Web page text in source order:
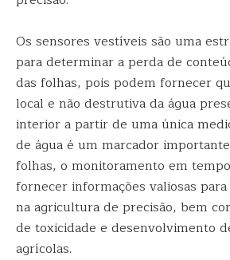
Os sensores vestíveis são uma
para determinar a perda de
das folhas, pois podem fornecer
local e não destrutiva da água
interior a partir de uma única
de água é um marcador
folhas, o monitoramento em
fornecer informações valiosas
na agricultura de precisão, bem
de toxicidade e desenvolvimento
agrícolas.